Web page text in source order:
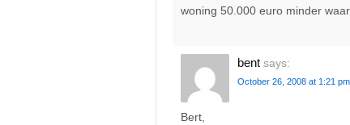
woning 50.000 euro minder
bent says:
October 26, 2008 at 1:21 pm
Bert,